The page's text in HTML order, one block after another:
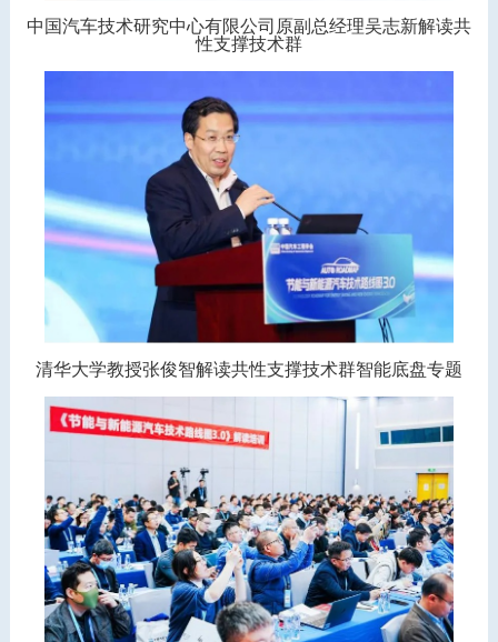
中国汽车技术研究中心有限公司原副总经理吴志新解读共
性支撑技术群
清华大学教授张俊智解读共性支撑技术群智能底盘专题